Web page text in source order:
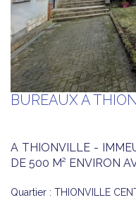
BUREAUX À
A THIONVILLE -
DE 500 M² ENVIRON
Quartier : THIONVILLE